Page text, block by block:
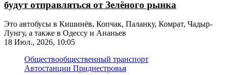
будут отправляться от Зелёного рынка
Это автобусы в Кишинёв, Копчак, Паланку, Комрат, Чадыр-
Лунгу, а также в Одессу и Ананьев
18 Июл., 2026, 10:05
Обществообщественный транспорт
Автостанции Приднестровья